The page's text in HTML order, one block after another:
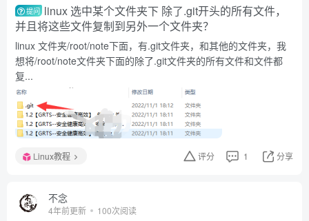
提问 linux 选中某个文件夹下 除了.git开头的所有文件，
并且将这些文件复制到另外一个文件夹？
linux 文件夹/root/note下面，有.git文件夹，和其他的文件夹，我
想将/root/note文件夹下面的除了.git文件夹的所有文件和文件都
复...
Linux教程 评分 1 分享
不念
4年前更新 100次阅读